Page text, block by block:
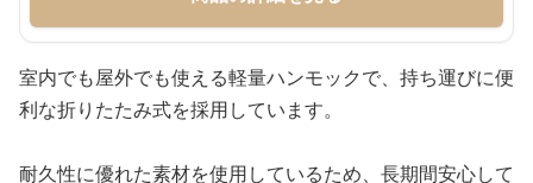
室内でも屋外でも使える軽量ハンモックで、持ち運びに便
利な折りたたみ式を採用しています。
耐久性に優れた素材を使用しているため、長期間安心して